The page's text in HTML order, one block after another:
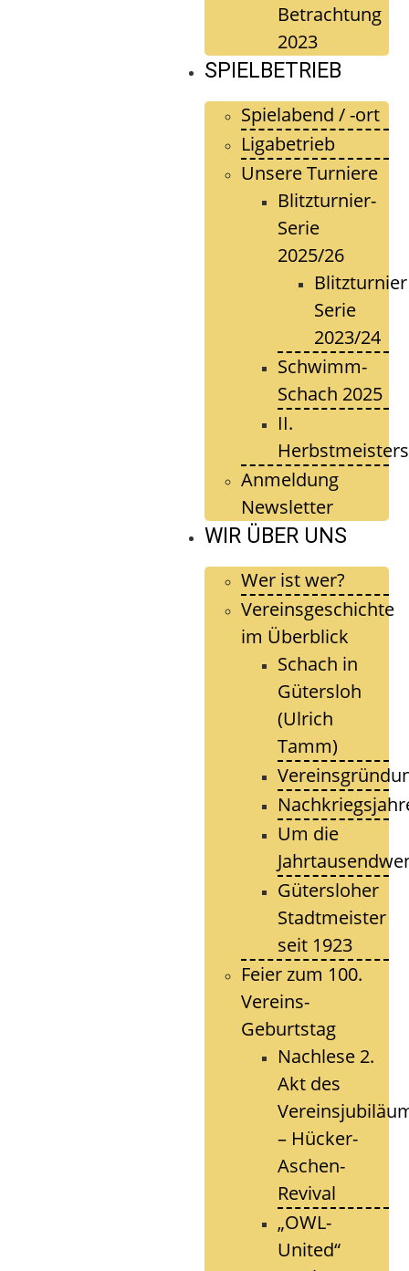
Betrachtung
2023
SPIELBETRIEB
Spielabend / -ort
Ligabetrieb
Unsere Turniere
Blitzturnier-
Serie
2025/26
Blitzturnier
Serie
2023/24
Schwimm-
Schach 2025
II.
Anmeldung
Newsletter
WIR ÜBER UNS
Wer ist wer?
Vereinsgeschichte
im Überblick
Schach in
Gütersloh
(Ulrich
Tamm)
Um die
Gütersloher
Stadtmeister
seit 1923
Feier zum 100.
Vereins-
Geburtstag
Nachlese 2.
Akt des
– Hücker-
Aschen-
Revival
„OWL-
United“